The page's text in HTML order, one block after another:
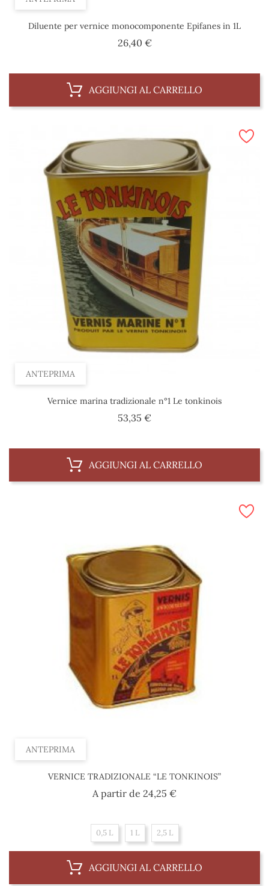
Diluente per vernice monocomponente Epifanes in 1L
26,40 €Prezzo
AGGIUNGI AL CARRELLO
ANTEPRIMA
Vernice marina tradizionale n°1 Le tonkinois
53,35 €Prezzo
AGGIUNGI AL CARRELLO
ANTEPRIMA
VERNICE TRADIZIONALE “LE TONKINOIS”
A partir de 24,25 €Prezzo
0,5 L 1 L 2,5 L
AGGIUNGI AL CARRELLO